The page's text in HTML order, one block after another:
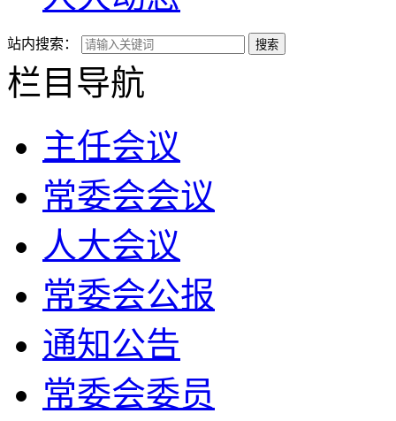
站内搜索： 搜索
栏目导航
主任会议
常委会会议
人大会议
常委会公报
通知公告
常委会委员